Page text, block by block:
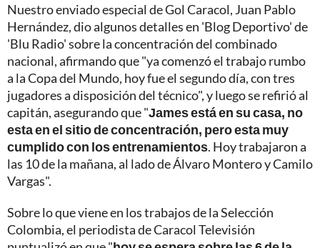
Nuestro enviado especial de Gol Caracol, Juan Pablo
Hernández, dio algunos detalles en 'Blog Deportivo' de
'Blu Radio' sobre la concentración del combinado
nacional, afirmando que "ya comenzó el trabajo rumbo
a la Copa del Mundo, hoy fue el segundo día, con tres
jugadores a disposición del técnico", y luego se refirió al
capitán, asegurando que "James está en su casa, no
esta en el sitio de concentración, pero esta muy
cumplido con los entrenamientos. Hoy trabajaron a
las 10 de la mañana, al lado de Álvaro Montero y Camilo
Vargas".
Sobre lo que viene en los trabajos de la Selección
Colombia, el periodista de Caracol Televisión